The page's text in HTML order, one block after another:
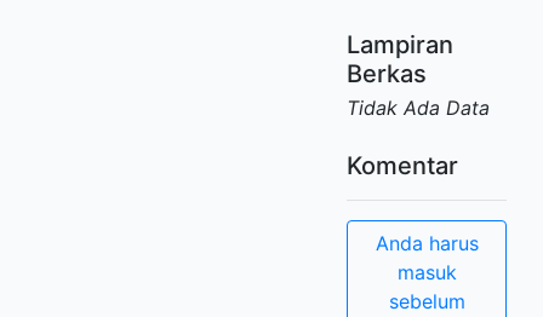
Lampiran
Berkas
Tidak Ada Data
Komentar
Anda harus
masuk
sebelum